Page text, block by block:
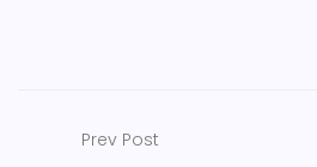
Prev Post